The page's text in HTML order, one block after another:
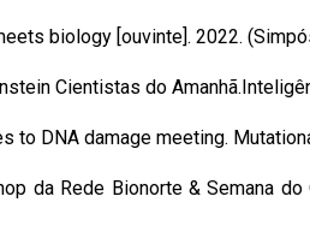
biology [ouvinte]. 2022.
Cientistas do
to DNA damage meeting.
da Rede Bionorte & Semana